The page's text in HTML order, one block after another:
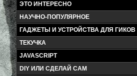
ЭТО ИНТЕРЕСНО
НАУЧНО-ПОПУЛЯРНОЕ
ГАДЖЕТЫ И УСТРОЙСТВА ДЛЯ ГИКОВ
ТЕКУЧКА
JAVASCRIPT
DIY ИЛИ СДЕЛАЙ САМ